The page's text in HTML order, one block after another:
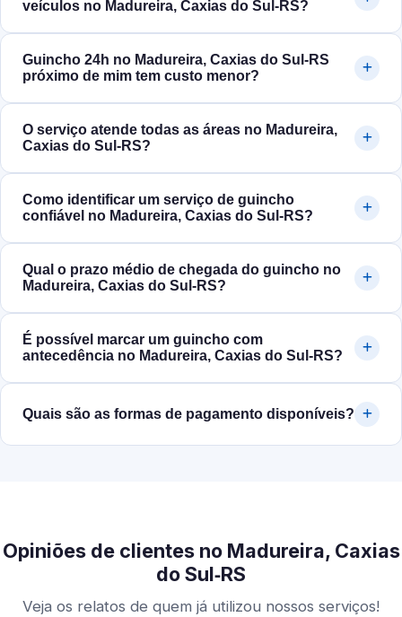
veículos no Madureira, Caxias do Sul‑RS?
Guincho 24h no Madureira, Caxias do Sul‑RS
próximo de mim tem custo menor?
O serviço atende todas as áreas no Madureira,
Caxias do Sul‑RS?
Como identificar um serviço de guincho
confiável no Madureira, Caxias do Sul‑RS?
Qual o prazo médio de chegada do guincho no
Madureira, Caxias do Sul‑RS?
É possível marcar um guincho com
antecedência no Madureira, Caxias do Sul‑RS?
Quais são as formas de pagamento disponíveis?
Opiniões de clientes no Madureira, Caxias
do Sul‑RS
Veja os relatos de quem já utilizou nossos serviços!